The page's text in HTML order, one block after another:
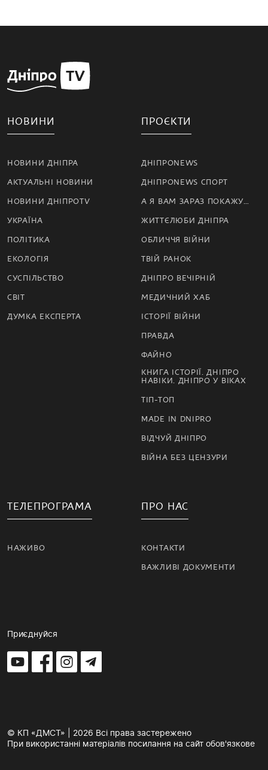
НОВИНИ
НОВИНИ ДНІПРА
АКТУАЛЬНІ НОВИНИ
НОВИНИ ДНІПРОTV
УКРАЇНА
ПОЛІТИКА
ЕКОЛОГІЯ
СУСПІЛЬСТВО
СВІТ
ДУМКА ЕКСПЕРТА
ПРОЄКТИ
ДНІПРОNEWS
ДНІПРОNEWS СПОРТ
А Я ВАМ ЗАРАЗ ПОКАЖУ…
ЖИТТЄЛЮБИ ДНІПРА
ОБЛИЧЧЯ ВІЙНИ
ТВІЙ РАНОК
ДНІПРО ВЕЧІРНІЙ
МЕДИЧНИЙ ХАБ
ІСТОРІЇ ВІЙНИ
ПРАВДА
ФАЙНО
КНИГА ІСТОРІЇ. ДНІПРО
НАВІКИ. ДНІПРО У ВІКАХ
ТІП-ТОП
MADE IN DNIPRO
ВІДЧУЙ ДНІПРО
ВІЙНА БЕЗ ЦЕНЗУРИ
ТЕЛЕПРОГРАМА
НАЖИВО
ПРО НАС
КОНТАКТИ
ВАЖЛИВІ ДОКУМЕНТИ
Приєднуйся
© КП «ДМСТ» | 2026 Всі права застережено
При використанні матеріалів посилання на сайт обов'язкове